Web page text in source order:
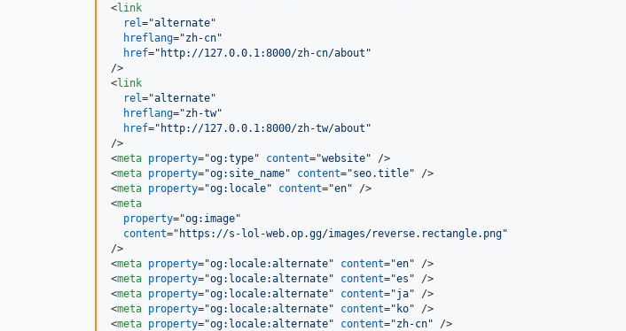
<link
rel="alternate"
hreflang="zh-cn"
href=" http://127.0.0.1:8000/zh-cn/about
/>
<link
rel="alternate"
hreflang="zh-tw"
href=" http://127.0.0.1:8000/zh-tw/about
/>
<meta property="og:type" content="website" />
<meta property="og:site_name" content="seo.title" />
<meta property="og:locale" content="en" />
<meta
property="og:image"
content=" https://s-lol-web.op.gg/images/reverse.rectangle.png
/>
<meta property="og:locale:alternate" content="en" />
<meta property="og:locale:alternate" content="es " />
<meta property="og:locale:alternate" content="ja" />
<meta property="og:locale:alternate" content=" ko" />
<meta property="og:locale:alternate" content="zh-cn" />